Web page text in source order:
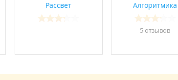
Рассвет Алгоритмика
5 отзывов